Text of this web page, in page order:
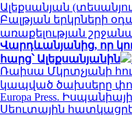
Ալեքսանյան
Բալթյան երկրների
առաքելության
Վարդևանյանից, որ
հարց՝ Ալեքսանյանին
Ռաիսա Մկրտչյանի
կապված ծախսերը
Europa Press.
Սեուտային հատկացրել